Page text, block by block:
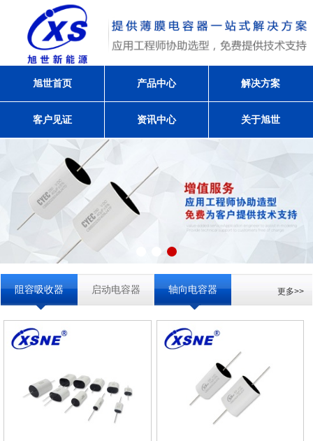
旭世首页 产品中心 解决方案
客户见证 资讯中心 关于旭世
阻容吸收器 启动电容器 轴向电容器 更多>>